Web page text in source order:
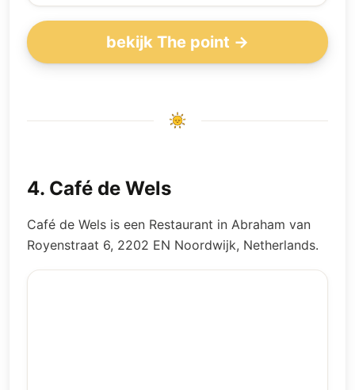
bekijk The point →
4. Café de Wels
Café de Wels is een Restaurant in Abraham van
Royenstraat 6, 2202 EN Noordwijk, Netherlands.